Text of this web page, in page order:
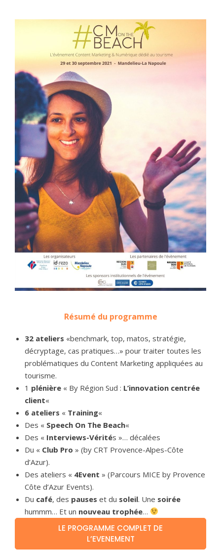
Résumé du programme
32 ateliers «benchmark, top, matos, stratégie,
décryptage, cas pratiques…» pour traiter toutes les
problématiques du Content Marketing appliquées au
tourisme.
1 plénière « By Région Sud : L’innovation centrée
client«
6 ateliers « Training«
Des « Speech On The Beach«
Des « Interviews-Vérités »… décalées
Du « Club Pro » (by CRT Provence-Alpes-Côte
d’Azur).
Des ateliers « 4Event » (Parcours MICE by Provence
Côte d’Azur Events).
Du café, des pauses et du soleil. Une soirée
hummm… Et un nouveau trophée…
LE PROGRAMME COMPLET DE
L’EVENEMENT